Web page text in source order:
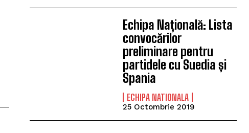
Echipa Națională: Lista
convocărilor
preliminare pentru
partidele cu Suedia și
Spania
ECHIPA NATIONALA
25 Octombrie 2019